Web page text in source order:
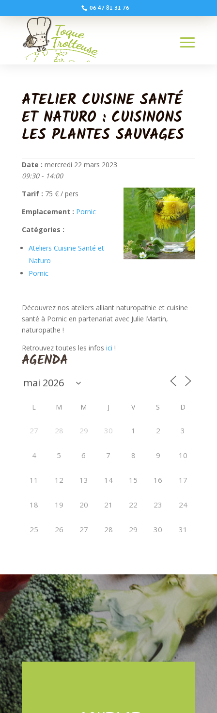
06 47 81 31 76
ATELIER CUISINE SANTÉ
ET NATURO : CUISINONS
LES PLANTES SAUVAGES
Date : mercredi 22 mars 2023
09:30 - 14:00
Tarif : 75 € / pers
Emplacement : Pornic
Catégories :
Ateliers Cuisine Santé et
Naturo
Pornic
Découvrez nos ateliers alliant naturopathie et cuisine
santé à Pornic en partenariat avec Julie Martin,
naturopathe !
Retrouvez toutes les infos ici !
AGENDA
L M M J V S D
27 28 29 30 1 2 3
4 5 6 7 8 9 10
11 12 13 14 15 16 17
18 19 20 21 22 23 24
25 26 27 28 29 30 31